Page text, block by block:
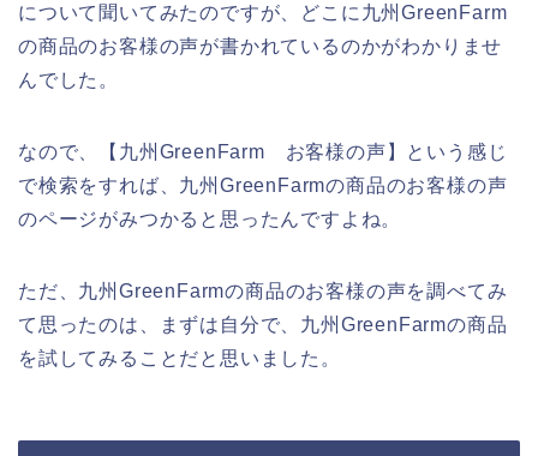
について聞いてみたのですが、どこに九州GreenFarm
の商品のお客様の声が書かれているのかがわかりませ
んでした。
なので、【九州GreenFarm お客様の声】という感じ
で検索をすれば、九州GreenFarmの商品のお客様の声
のページがみつかると思ったんですよね。
ただ、九州GreenFarmの商品のお客様の声を調べてみ
て思ったのは、まずは自分で、九州GreenFarmの商品
を試してみることだと思いました。